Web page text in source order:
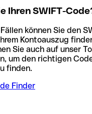
Ihren SWIFT-
können Sie den
Kontoauszug
Sie auch auf unser
um den richtigen
finden.
Finder